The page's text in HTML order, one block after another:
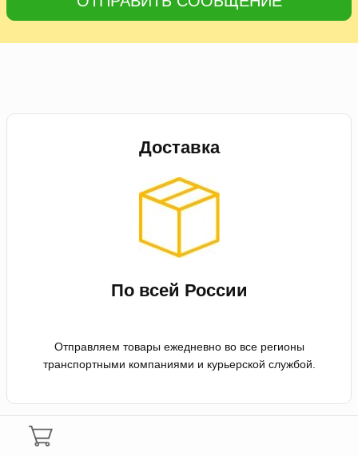
Доставка
По всей России
Отправляем товары ежедневно во все регионы
транспортными компаниями и курьерской службой.